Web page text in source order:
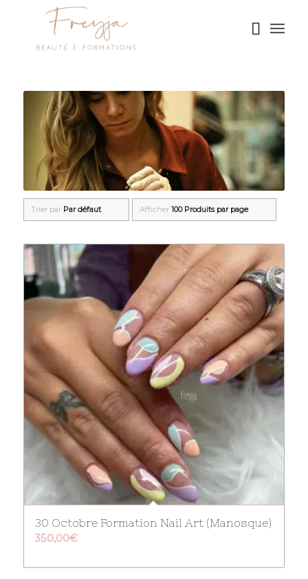
Trier par Par défaut Afficher 100 Produits par page
30 Octobre Formation Nail Art (Manosque)
350,00€